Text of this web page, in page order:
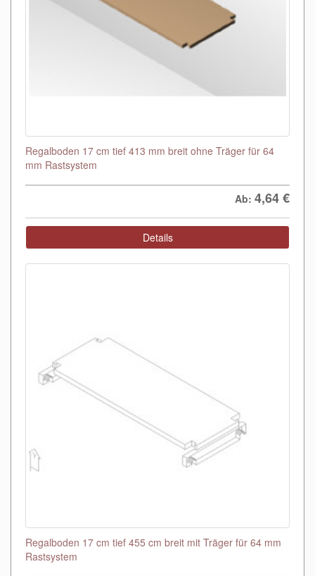
Regalboden 17 cm tief 413 mm breit ohne Träger für 64
mm Rastsystem
Ab: 4,64€
Details
Regalboden 17 cm tief 455 cm breit mit Träger für 64 mm
Rastsystem